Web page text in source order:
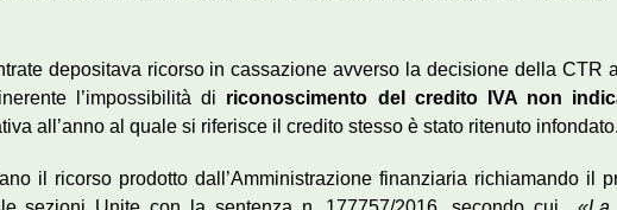
depositava ricorso in cassazione avverso la decisione della CTR
l’impossibilità di riconoscimento del credito IVA non
all’anno al quale si riferisce il credito stesso è stato ritenuto infondato.
il ricorso prodotto dall’Amministrazione finanziaria richiamando il